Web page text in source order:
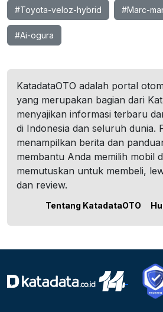
#Toyota-veloz-hybrid #Marc-
#Ai-ogura
KatadataOTO adalah portal
yang merupakan bagian dari
menyajikan informasi terbaru
di Indonesia dan seluruh dunia.
menampilkan berita dan
membantu Anda memilih mobil
memutuskan untuk membeli,
dan review.
Tentang KatadataOTO